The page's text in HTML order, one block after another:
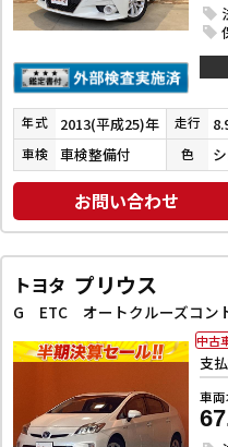
年式 2013(平成25)年 走行
車検 車検整備付 色
お問い合わせ
トヨタ プリウス
支
車
中古